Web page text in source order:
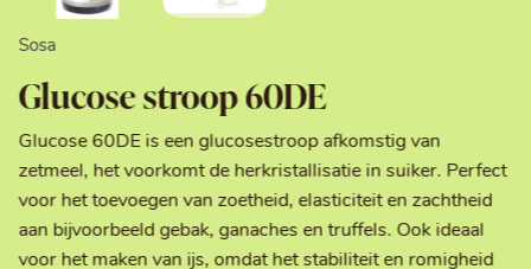
Sosa
Glucose stroop 60DE
Glucose 60DE is een glucosestroop afkomstig van
zetmeel, het voorkomt de herkristallisatie in suiker. Perfect
voor het toevoegen van zoetheid, elasticiteit en zachtheid
aan bijvoorbeeld gebak, ganaches en truffels. Ook ideaal
voor het maken van ijs, omdat het stabiliteit en romigheid